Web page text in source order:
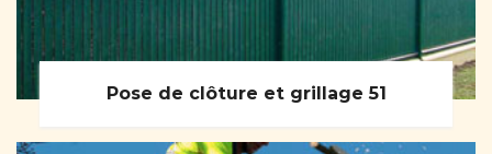
Pose de clôture et grillage 51